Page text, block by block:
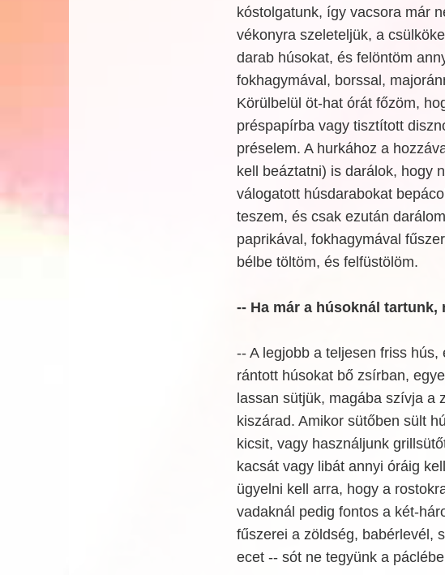
kóstolgatunk, így vacsora már
vékonyra szeleteljük, a
darab húsokat, és felöntöm
fokhagymával, borssal,
Körülbelül öt-hat órát főzöm,
préspapírba vagy tisztított
préselem. A hurkához a
kell beáztatni) is darálok, hogy
válogatott húsdarabokat
teszem, és csak ezután
paprikával, fokhagymával
bélbe töltöm, és felfüstölöm.
-- Ha már a húsoknál
-- A legjobb a teljesen friss
rántott húsokat bő zsírban,
lassan sütjük, magába szívja a
kiszárad. Amikor sütőben sült
kicsit, vagy használjunk
kacsát vagy libát annyi óráig
ügyelni kell arra, hogy a
vadaknál pedig fontos a két-
fűszerei a zöldség, babérlevél,
ecet -- sót ne tegyünk a